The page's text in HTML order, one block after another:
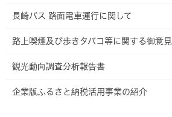
長崎バス 路面電車運行に関して
路上喫煙及び歩きタバコ等に関する御意見
観光動向調査分析報告書
企業版ふるさと納税活用事業の紹介